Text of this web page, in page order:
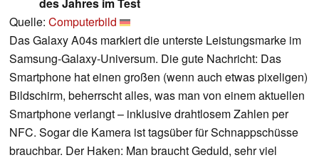
des Jahres im Test
Quelle: Computerbild
Das Galaxy A04s markiert die unterste Leistungsmarke im
Samsung-Galaxy-Universum. Die gute Nachricht: Das
Smartphone hat einen großen (wenn auch etwas pixeligen)
Bildschirm, beherrscht alles, was man von einem aktuellen
Smartphone verlangt – inklusive drahtlosem Zahlen per
NFC. Sogar die Kamera ist tagsüber für Schnappschüsse
brauchbar. Der Haken: Man braucht Geduld, sehr viel